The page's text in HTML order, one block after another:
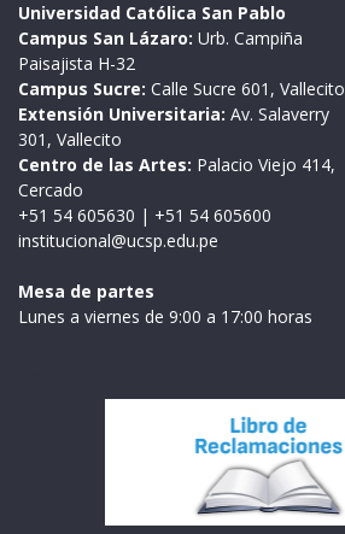
Universidad Católica San Pablo
Campus San Lázaro: Urb. Campiña
Paisajista H-32
Campus Sucre: Calle Sucre 601, Vallecito
Extensión Universitaria: Av. Salaverry
301, Vallecito
Centro de las Artes: Palacio Viejo 414,
Cercado
+51 54 605630 | +51 54 605600
institucional@ucsp.edu.pe
Mesa de partes
Lunes a viernes de 9:00 a 17:00 horas